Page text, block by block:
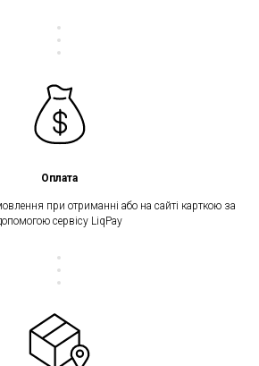
Оплата
при отриманні або на сайті карткою за
сервісу LiqPay